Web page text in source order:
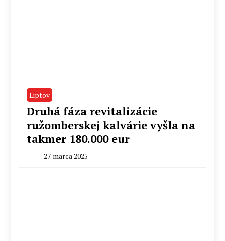
Liptov
Druhá fáza revitalizácie
ružomberskej kalvárie vyšla na
takmer 180.000 eur
27. marca 2025